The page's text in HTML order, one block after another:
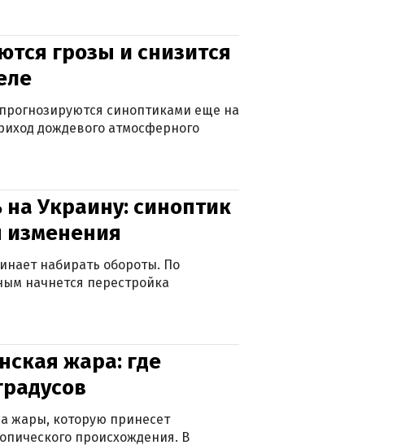
грозы и снизится
синоптиками еще на
дождевого атмосферного
Украину: синоптик
изменения
набирать обороты. По
начнется перестройка
жара: где
жары, которую принесет
происхождения. В